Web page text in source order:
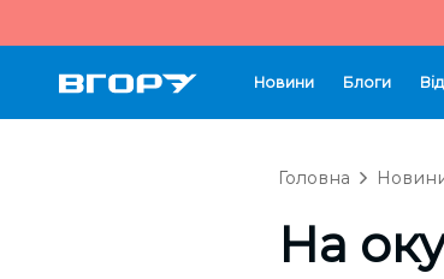
Новини Блоги
Головна
На